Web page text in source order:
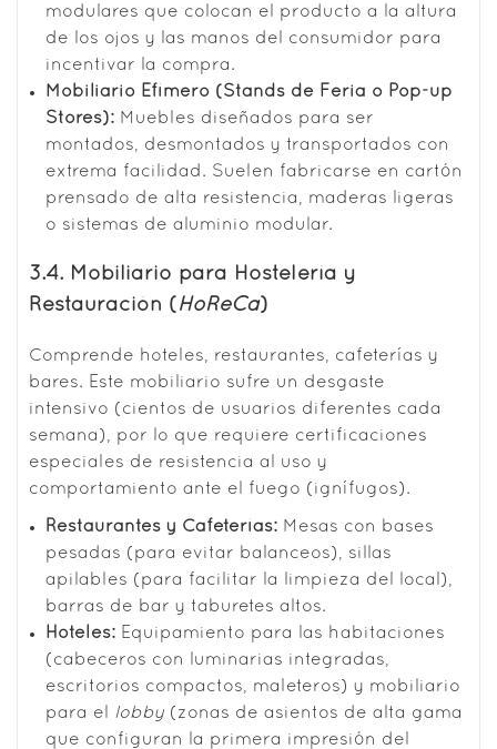
modulares que colocan el producto a la altura
de los ojos y las manos del consumidor para
incentivar la compra.
Mobiliario Efímero (Stands de Feria o Pop-up
Stores): Muebles diseñados para ser
montados, desmontados y transportados con
extrema facilidad. Suelen fabricarse en cartón
prensado de alta resistencia, maderas ligeras
o sistemas de aluminio modular.
3.4. Mobiliario para Hostelería y
Restauración ( HoReCa)
Comprende hoteles, restaurantes, cafeterías y
bares. Este mobiliario sufre un desgaste
intensivo (cientos de usuarios diferentes cada
semana), por lo que requiere certificaciones
especiales de resistencia al uso y
comportamiento ante el fuego (ignífugos).
Restaurantes y Cafeterías: Mesas con bases
pesadas (para evitar balanceos), sillas
apilables (para facilitar la limpieza del local),
barras de bar y taburetes altos.
Hoteles: Equipamiento para las habitaciones
(cabeceros con luminarias integradas,
escritorios compactos, maleteros) y mobiliario
para el
lobby (zonas de asientos de alta gama
que configuran la primera impresión del